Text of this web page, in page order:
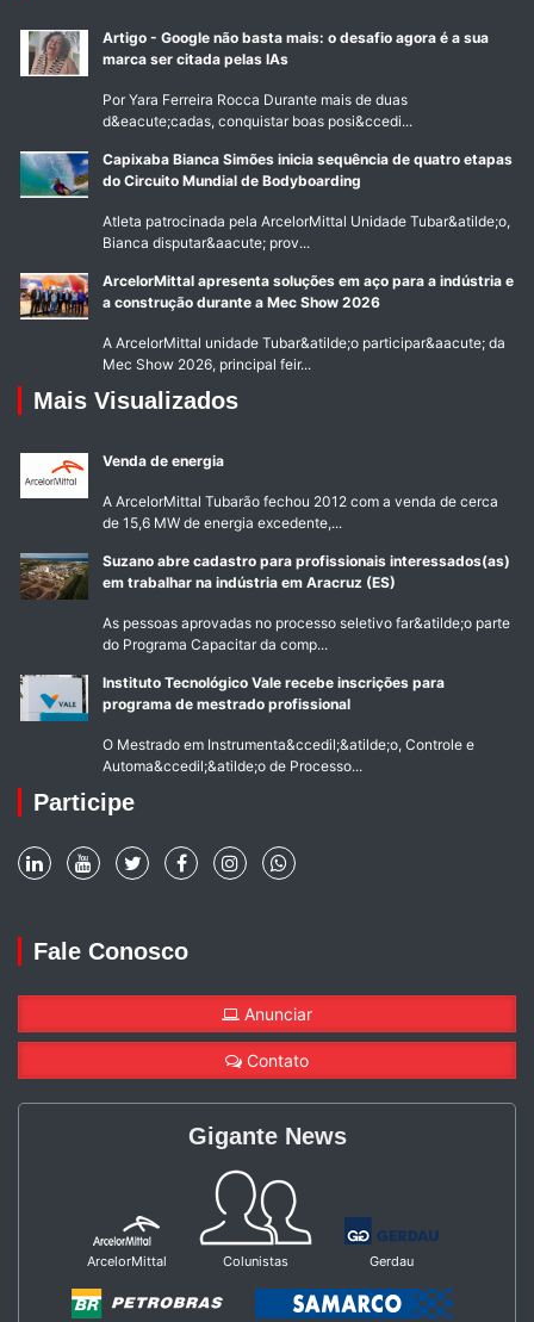
Artigo - Google não basta mais: o desafio agora é a sua
marca ser citada pelas IAs
Por Yara Ferreira Rocca Durante mais de duas
d&eacute;cadas, conquistar boas posi&ccedi...
Capixaba Bianca Simões inicia sequência de quatro etapas
do Circuito Mundial de Bodyboarding
Atleta patrocinada pela ArcelorMittal Unidade Tubar&atilde;o,
Bianca disputar&aacute; prov...
ArcelorMittal apresenta soluções em aço para a indústria e
a construção durante a Mec Show 2026
A ArcelorMittal unidade Tubar&atilde;o participar&aacute; da
Mec Show 2026, principal feir...
Mais Visualizados
Venda de energia
A ArcelorMittal Tubarão fechou 2012 com a venda de cerca
de 15,6 MW de energia excedente,...
Suzano abre cadastro para profissionais interessados(as)
em trabalhar na indústria em Aracruz (ES)
As pessoas aprovadas no processo seletivo far&atilde;o parte
do Programa Capacitar da comp...
Instituto Tecnológico Vale recebe inscrições para
programa de mestrado profissional
O Mestrado em Instrumenta&ccedil;&atilde;o, Controle e
Automa&ccedil;&atilde;o de Processo...
Participe
Fale Conosco
Anunciar
Contato
Gigante News
ArcelorMittal Colunistas Gerdau